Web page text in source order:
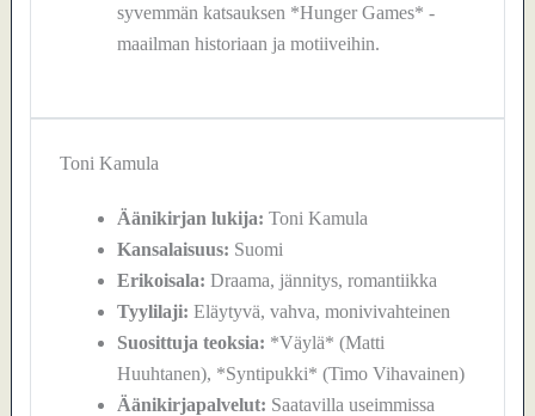
syvemmän katsauksen *Hunger Games* -
maailman historiaan ja motiiveihin.
Toni Kamula
Äänikirjan lukija: Toni Kamula
Kansalaisuus: Suomi
Erikoisala: Draama, jännitys, romantiikka
Tyylilaji: Eläytyvä, vahva, monivivahteinen
Suosittuja teoksia: *Väylä* (Matti
Huuhtanen), *Syntipukki* (Timo Vihavainen)
Äänikirjapalvelut: Saatavilla useimmissa